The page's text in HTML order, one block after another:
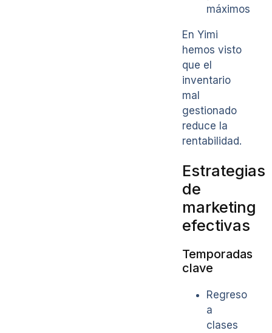
máximos
En Yimi
hemos visto
que el
inventario
mal
gestionado
reduce la
rentabilidad.
Estrategias
de
marketing
efectivas
Temporadas
clave
Regreso
a
clases